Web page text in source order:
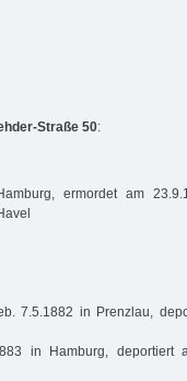
Straße 50:
ermordet am
7.5.1882 in Prenzlau,
in Hamburg, deportiert